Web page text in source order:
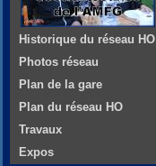
Historique du réseau HO
Photos réseau
Plan de la gare
Plan du réseau HO
Travaux
Expos